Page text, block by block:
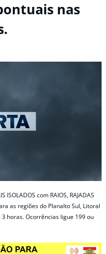
nas
ISOLADOS com RAIOS, RAJADAS
as regiões do Planalto Sul, Litoral
horas. Ocorrências ligue 199 ou